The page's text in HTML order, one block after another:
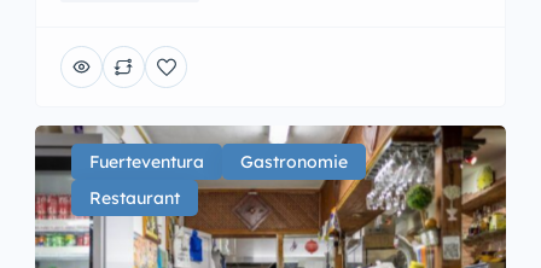
Fuerteventura
Gastronomie
Restaurant